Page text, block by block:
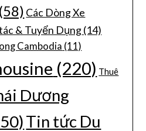
(58) Các Dòng Xe
& Tuyển Dụng(14)
Cambodia (11)
(220) Thuê
Dương
Tin tức Du